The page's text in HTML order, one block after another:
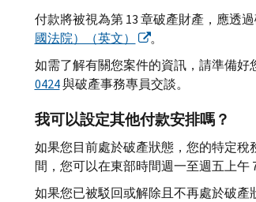
付款將被視為第 13 章破產財產，應透
國法院）（英文）
。
如需了解有關您案件的資訊，請準備好
0424與破產事務專員交談。
我可以設定其他付款安排嗎？
如果您目前處於破產狀態，您的特定
間，您可以在東部時間週一至週五上午
如果您已被駁回或解除且不再處於破產